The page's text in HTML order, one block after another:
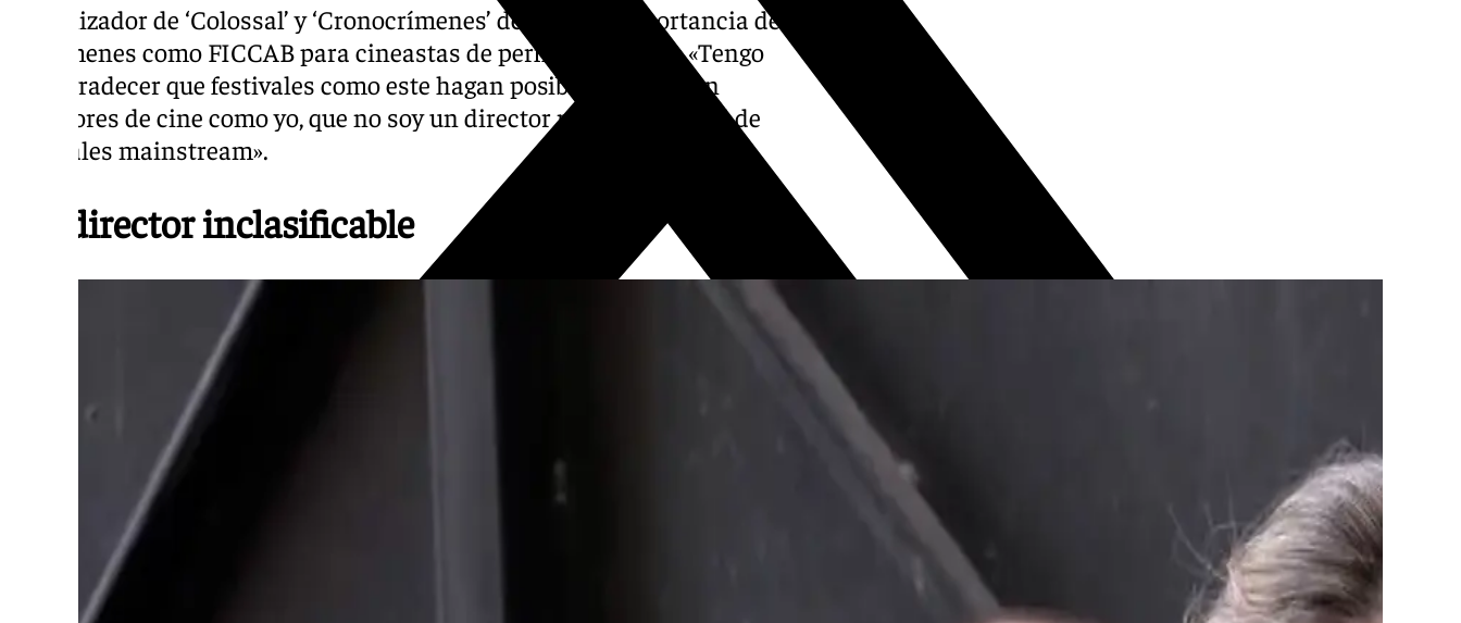
El realizador de ‘Colossal’ y ‘Cronocrímenes’ destacó la importancia de
certámenes como FICCAB para cineastas de perfiles diversos: «Tengo
que agradecer que festivales como este hagan posible que existan
directores de cine como yo, que no soy un director ni de taquilla ni de
festivales mainstream».
Un director inclasificable